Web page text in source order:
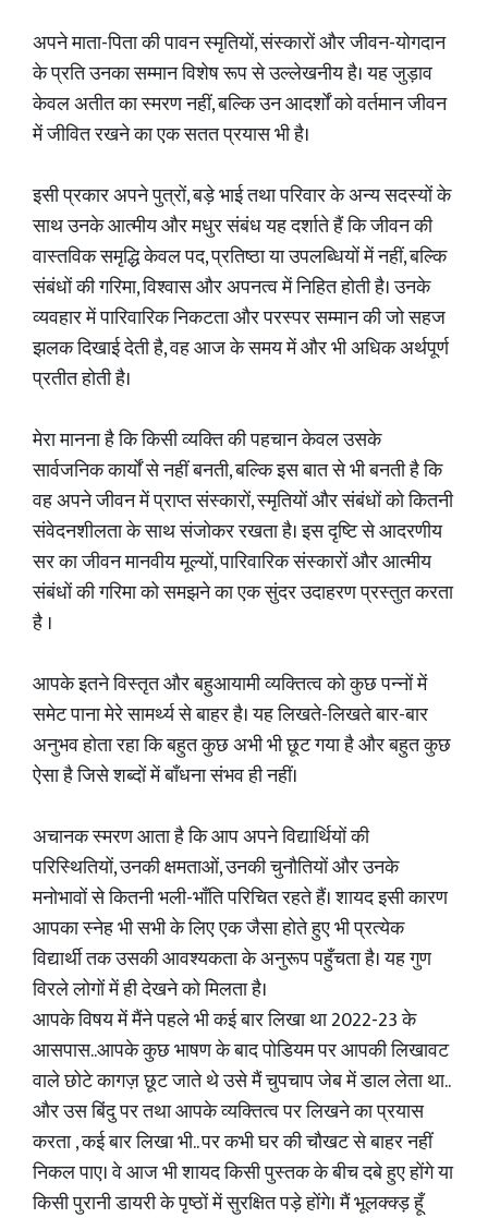
अपने माता-पिता की पावन स्मृतियों, संस्कारों और जीवन-योगदान
के प्रति उनका सम्मान विशेष रूप से उल्लेखनीय है। यह जुड़ाव
केवल अतीत का स्मरण नहीं, बल्कि उन आदर्शों को वर्तमान जीवन
में जीवित रखने का एक सतत प्रयास भी है।
इसी प्रकार अपने पुत्रों, बड़े भाई तथा परिवार के अन्य सदस्यों के
साथ उनके आत्मीय और मधुर संबंध यह दर्शाते हैं कि जीवन की
वास्तविक समृद्धि केवल पद, प्रतिष्ठा या उपलब्धियों में नहीं, बल्कि
संबंधों की गरिमा, विश्वास और अपनत्व में निहित होती है। उनके
व्यवहार में पारिवारिक निकटता और परस्पर सम्मान की जो सहज
झलक दिखाई देती है, वह आज के समय में और भी अधिक अर्थपूर्ण
प्रतीत होती है।
मेरा मानना है कि किसी व्यक्ति की पहचान केवल उसके
सार्वजनिक कार्यों से नहीं बनती, बल्कि इस बात से भी बनती है कि
वह अपने जीवन में प्राप्त संस्कारों, स्मृतियों और संबंधों को कितनी
संवेदनशीलता के साथ संजोकर रखता है। इस दृष्टि से आदरणीय
सर का जीवन मानवीय मूल्यों, पारिवारिक संस्कारों और आत्मीय
संबंधों की गरिमा को समझने का एक सुंदर उदाहरण प्रस्तुत करता
है ।
आपके इतने विस्तृत और बहुआयामी व्यक्तित्व को कुछ पन्नों में
समेट पाना मेरे सामर्थ्य से बाहर है। यह लिखते-लिखते बार-बार
अनुभव होता रहा कि बहुत कुछ अभी भी छूट गया है और बहुत कुछ
ऐसा है जिसे शब्दों में बाँधना संभव ही नहीं।
अचानक स्मरण आता है कि आप अपने विद्यार्थियों की
परिस्थितियों, उनकी क्षमताओं, उनकी चुनौतियों और उनके
मनोभावों से कितनी भली-भाँति परिचित रहते हैं। शायद इसी कारण
आपका स्नेह भी सभी के लिए एक जैसा होते हुए भी प्रत्येक
विद्यार्थी तक उसकी आवश्यकता के अनुरूप पहुँचता है। यह गुण
विरले लोगों में ही देखने को मिलता है।
आपके विषय में मैंने पहले भी कई बार लिखा था 2022-23 के
आसपास..आपके कुछ भाषण के बाद पोडियम पर आपकी लिखावट
वाले छोटे कागज़ छूट जाते थे उसे मैं चुपचाप जेब में डाल लेता था..
और उस बिंदु पर तथा आपके व्यक्तित्व पर लिखने का प्रयास
करता , कई बार लिखा भी.. पर कभी घर की चौखट से बाहर नहीं
निकल पाए। वे आज भी शायद किसी पुस्तक के बीच दबे हुए होंगे या
किसी पुरानी डायरी के पृष्ठों में सुरक्षित पड़े होंगे। मैं भूलक्क्ड़ हूँ